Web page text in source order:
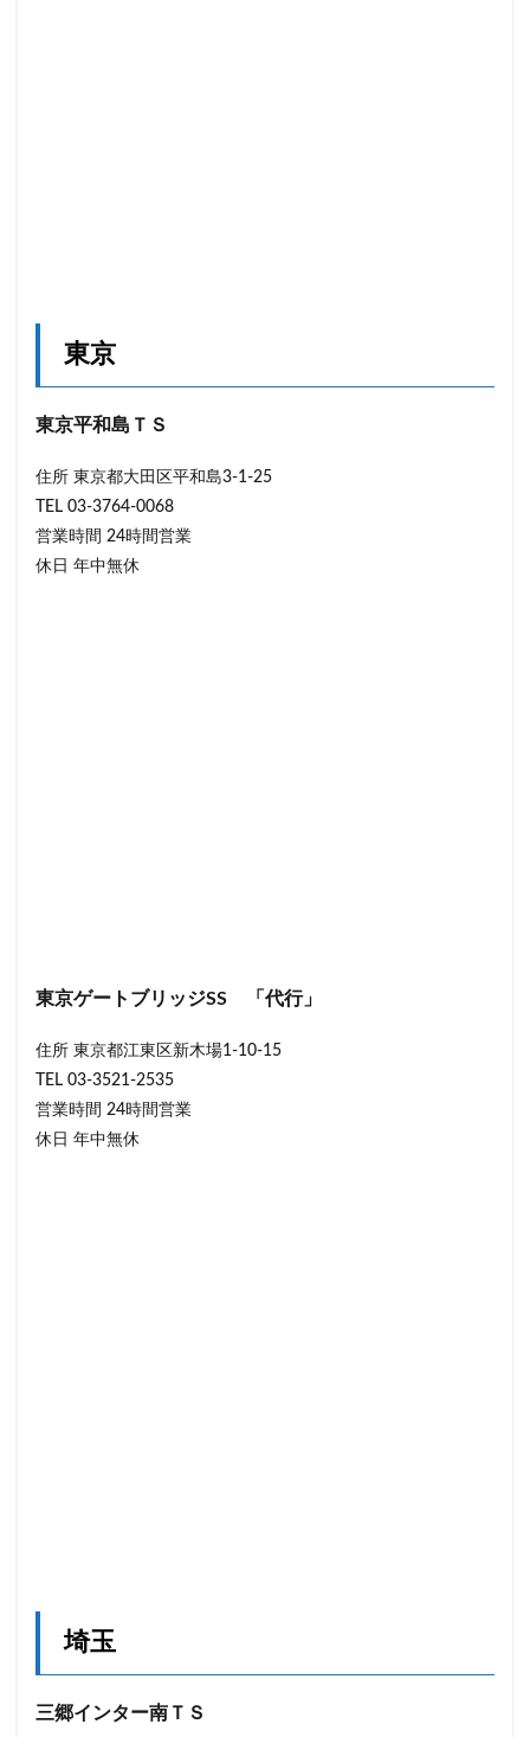
東京
東京平和島ＴＳ
住所 東京都大田区平和島3-1-25
TEL 03-3764-0068
営業時間 24時間営業
休日 年中無休
東京ゲートブリッジSS 「代行」
住所 東京都江東区新木場1-10-15
TEL 03-3521-2535
営業時間 24時間営業
休日 年中無休
埼玉
三郷インター南ＴＳ